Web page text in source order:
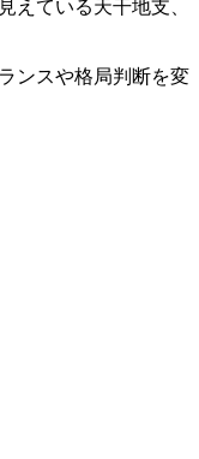
えている天干地支、
ンスや格局判断を変